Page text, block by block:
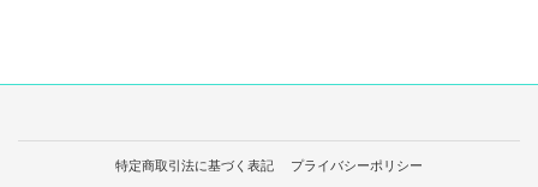
特定商取引法に基づく表記 プライバシーポリシー